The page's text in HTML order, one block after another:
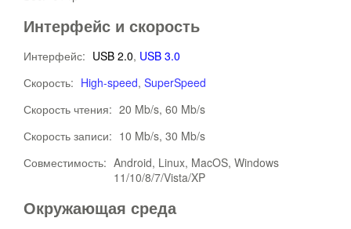
Интерфейс и скорость
Интерфейс: USB 2.0, USB 3.0
Скорость: High-speed, SuperSpeed
Скорость чтения: 20 Mb/s, 60 Mb/s
Скорость записи: 10 Mb/s, 30 Mb/s
Совместимость: Android, Linux, MacOS, Windows
11/10/8/7/Vista/XP
Окружающая среда